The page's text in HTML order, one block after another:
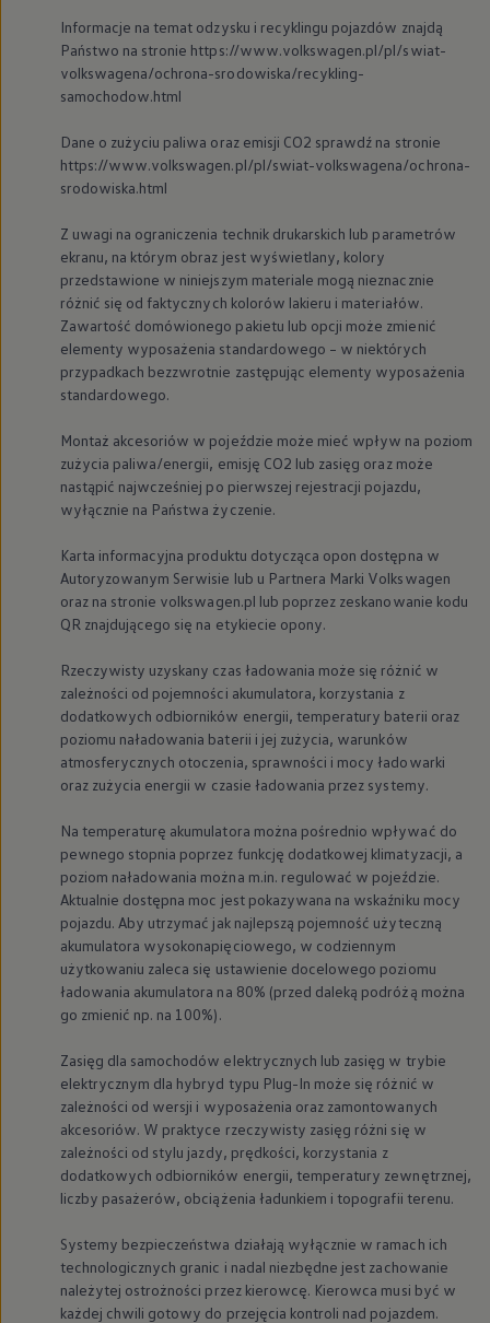
Urządzenia ładujące
Ochrona i pielęgnacja
Akcesoria do poszczególnych modeli
Rozwiązania transportowe i bagażowe
Elektronika i rozrywka
Aktualizacje oprogramowania, map i radia
Aplikacje Volkswagen, logowanie i sklep
Znajdź usługi dla swojego modelu
We Charge
Strefa kierowcy
Elektroniczna Instrukcja Obsługi
Informacje dla klientów
Informator o pojeździe
Gwarancje
Lampki ostrzegawcze i sygnalizacyjne
Starsze modele i generacje – archiwum oraz
Certyfikaty
Wszystkie usługi
Dla przyszłych użytkowników Volkswagena
Dla obecnych użytkowników Volkswagena
Sezonowe usługi serwisowe
Korzyści autoryzowanego serwisowania
Informacje dla warsztatów
Volkswagen Magazine
Lifestyle
Eksploatacja
Samochody hybrydowe
SUV-y
Rozwój
Technologia
Nowy samochód krok po kroku – poradnik
Samochody ekonomiczne i ekologiczne
Technologie i bezpieczeństwo
Odwiedź Volkswagen Home
Warto wybrać Volkswagena
Podcast Elektrycznie Tematyczni
Umów się na Serwis
Newsletter ID.
Społeczność Volkswagena
Znajdź Dealera
Zapisz się na jazdę próbną
Informacje na temat odzysku i recyklingu pojazdów znajdą
Państwo na stronie https://www.volkswagen.pl/pl/swiat-
volkswagena/ochrona-srodowiska/recykling-
samochodow.html
Dane o zużyciu paliwa oraz emisji CO2 sprawdź na stronie
https://www.volkswagen.pl/pl/swiat-volkswagena/ochrona-
srodowiska.html
Z uwagi na ograniczenia technik drukarskich lub parametrów
ekranu, na którym obraz jest wyświetlany, kolory
przedstawione w niniejszym materiale mogą nieznacznie
różnić się od faktycznych kolorów lakieru i materiałów.
Zawartość domówionego pakietu lub opcji może zmienić
elementy wyposażenia standardowego – w niektórych
przypadkach bezzwrotnie zastępując elementy wyposażenia
standardowego.
Montaż akcesoriów w pojeździe może mieć wpływ na poziom
zużycia paliwa/energii, emisję CO2 lub zasięg oraz może
nastąpić najwcześniej po pierwszej rejestracji pojazdu,
wyłącznie na Państwa życzenie.
Karta informacyjna produktu dotycząca opon dostępna w
Autoryzowanym Serwisie lub u Partnera Marki Volkswagen
oraz na stronie volkswagen.pl lub poprzez zeskanowanie kodu
QR znajdującego się na etykiecie opony.
Rzeczywisty uzyskany czas ładowania może się różnić w
zależności od pojemności akumulatora, korzystania z
dodatkowych odbiorników energii, temperatury baterii oraz
poziomu naładowania baterii i jej zużycia, warunków
atmosferycznych otoczenia, sprawności i mocy ładowarki
oraz zużycia energii w czasie ładowania przez systemy.
Na temperaturę akumulatora można pośrednio wpływać do
pewnego stopnia poprzez funkcję dodatkowej klimatyzacji, a
poziom naładowania można m.in. regulować w pojeździe.
Aktualnie dostępna moc jest pokazywana na wskaźniku mocy
pojazdu. Aby utrzymać jak najlepszą pojemność użyteczną
akumulatora wysokonapięciowego, w codziennym
użytkowaniu zaleca się ustawienie docelowego poziomu
ładowania akumulatora na 80% (przed daleką podróżą można
go zmienić np. na 100%).
Zasięg dla samochodów elektrycznych lub zasięg w trybie
elektrycznym dla hybryd typu Plug-In może się różnić w
zależności od wersji i wyposażenia oraz zamontowanych
akcesoriów. W praktyce rzeczywisty zasięg różni się w
zależności od stylu jazdy, prędkości, korzystania z
dodatkowych odbiorników energii, temperatury zewnętrznej,
liczby pasażerów, obciążenia ładunkiem i topografii terenu.
Systemy bezpieczeństwa działają wyłącznie w ramach ich
technologicznych granic i nadal niezbędne jest zachowanie
należytej ostrożności przez kierowcę. Kierowca musi być w
każdej chwili gotowy do przejęcia kontroli nad pojazdem.